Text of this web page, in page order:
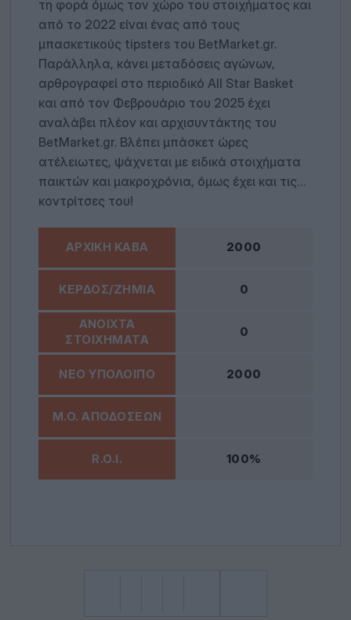
τη φορά όμως τον χώρο του στοιχήματος και
από το 2022 είναι ένας από τους
μπασκετικούς tipsters του BetMarket.gr.
Παράλληλα, κάνει μεταδόσεις αγώνων,
αρθρογραφεί στο περιοδικό All Star Basket
και από τον Φεβρουάριο του 2025 έχει
αναλάβει πλέον και αρχισυντάκτης του
BetMarket.gr. Βλέπει μπάσκετ ώρες
ατέλειωτες, ψάχνεται με ειδικά στοιχήματα
παικτών και μακροχρόνια, όμως έχει και τις…
κοντρίτσες του!
2000
0
0
2000
100%